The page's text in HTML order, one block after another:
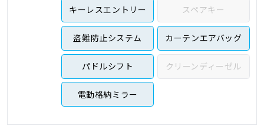
キーレスエントリー スペアキー
盗難防止システム カーテンエアバッグ
パドルシフト クリーンディーゼル
電動格納ミラー